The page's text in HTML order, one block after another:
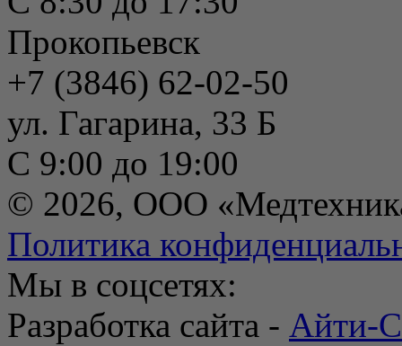
Прокопьевск
+7 (3846) 62-02-50
ул. Гагарина, 33 Б
С 9:00 до 19:00
© 2026, ООО
Политика
Мы в соцсетях:
Разработка сайта - Айти-